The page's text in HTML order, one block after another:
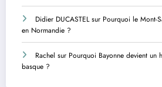
Didier DUCASTELsur Pourquoi le Mont-
en Normandie ?
Rachel sur Pourquoi Bayonne devient un
basque ?